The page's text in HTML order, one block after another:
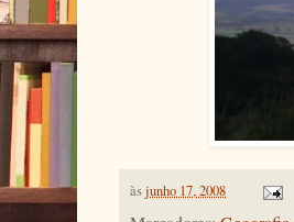
àsjunho 17, 2008